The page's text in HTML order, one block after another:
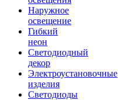
Наружное
освещение
Гибкий
неон
Светодиодный
декор
Электроустановочные
изделия
Светодиоды